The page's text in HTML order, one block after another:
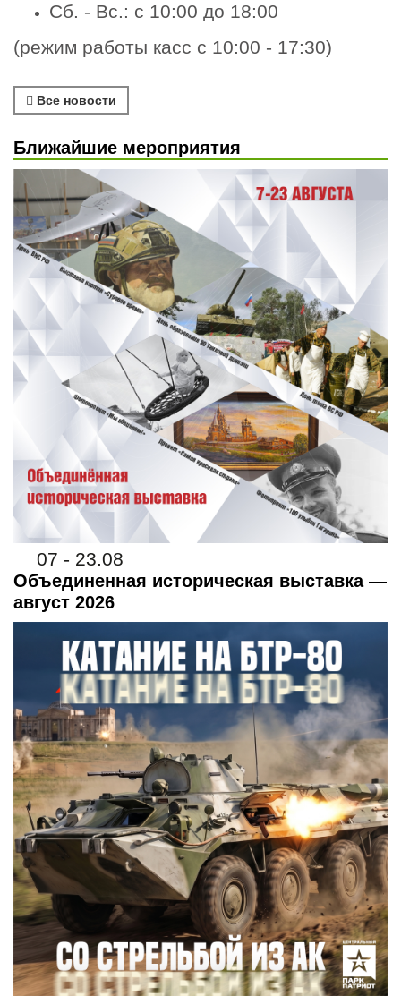
Сб. - Вс.: с 10:00 до 18:00
(режим работы касс с 10:00 - 17:30)
Все новости
Ближайшие мероприятия
07 - 23.08
Объединенная историческая выставка —
август 2026